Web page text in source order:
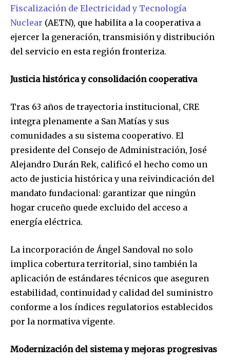
Fiscalización de Electricidad y Tecnología
Nuclear (AETN), que habilita a la cooperativa a
ejercer la generación, transmisión y distribución
del servicio en esta región fronteriza.
Justicia histórica y consolidación cooperativa
Tras 63 años de trayectoria institucional, CRE
integra plenamente a San Matías y sus
comunidades a su sistema cooperativo. El
presidente del Consejo de Administración, José
Alejandro Durán Rek, calificó el hecho como un
acto de justicia histórica y una reivindicación del
mandato fundacional: garantizar que ningún
hogar cruceño quede excluido del acceso a
energía eléctrica.
La incorporación de Ángel Sandoval no solo
implica cobertura territorial, sino también la
aplicación de estándares técnicos que aseguren
estabilidad, continuidad y calidad del suministro
conforme a los índices regulatorios establecidos
por la normativa vigente.
Modernización del sistema y mejoras progresivas